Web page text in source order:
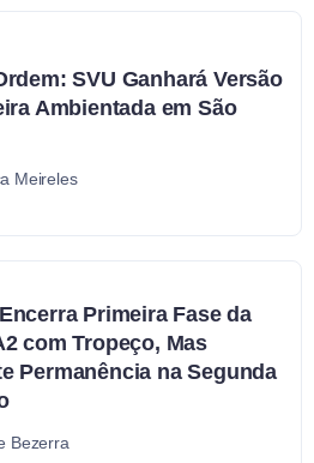
SVU Ganhará Versão
Ambientada em São
Meireles
Primeira Fase da
com Tropeço, Mas
Permanência na Segunda
Bezerra